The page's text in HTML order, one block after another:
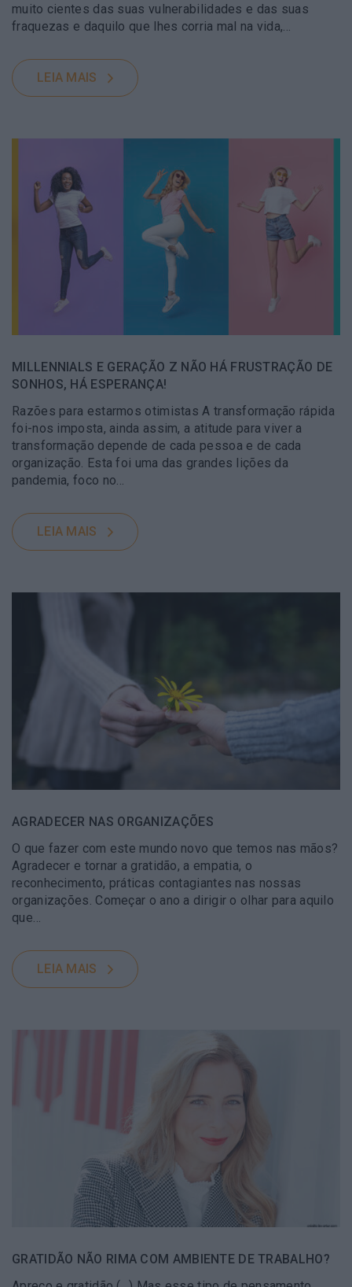
muito cientes das suas vulnerabilidades e das suas
fraquezas e daquilo que lhes corria mal na vida,…
LEIA MAIS
MILLENNIALS E GERAÇÃO Z NÃO HÁ FRUSTRAÇÃO DE
SONHOS, HÁ ESPERANÇA!
Razões para estarmos otimistas A transformação rápida
foi-nos imposta, ainda assim, a atitude para viver a
transformação depende de cada pessoa e de cada
organização. Esta foi uma das grandes lições da
pandemia, foco no…
LEIA MAIS
AGRADECER NAS ORGANIZAÇÕES
O que fazer com este mundo novo que temos nas mãos?
Agradecer e tornar a gratidão, a empatia, o
reconhecimento, práticas contagiantes nas nossas
organizações. Começar o ano a dirigir o olhar para aquilo
que…
LEIA MAIS
GRATIDÃO NÃO RIMA COM AMBIENTE DE TRABALHO?